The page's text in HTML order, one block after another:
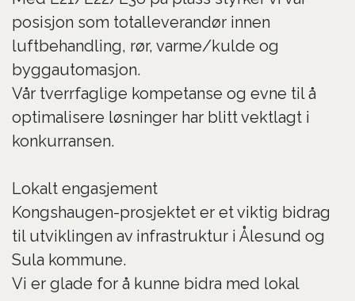
posisjon som totalleverandør innen
luftbehandling, rør, varme/kulde og
byggautomasjon.
Vår tverrfaglige kompetanse og evne til å
optimalisere løsninger har blitt vektlagt i
konkurransen.
Lokalt engasjement
Kongshaugen-prosjektet er et viktig bidrag
til utviklingen av infrastruktur i Ålesund og
Sula kommune.
Vi er glade for å kunne bidra med lokal